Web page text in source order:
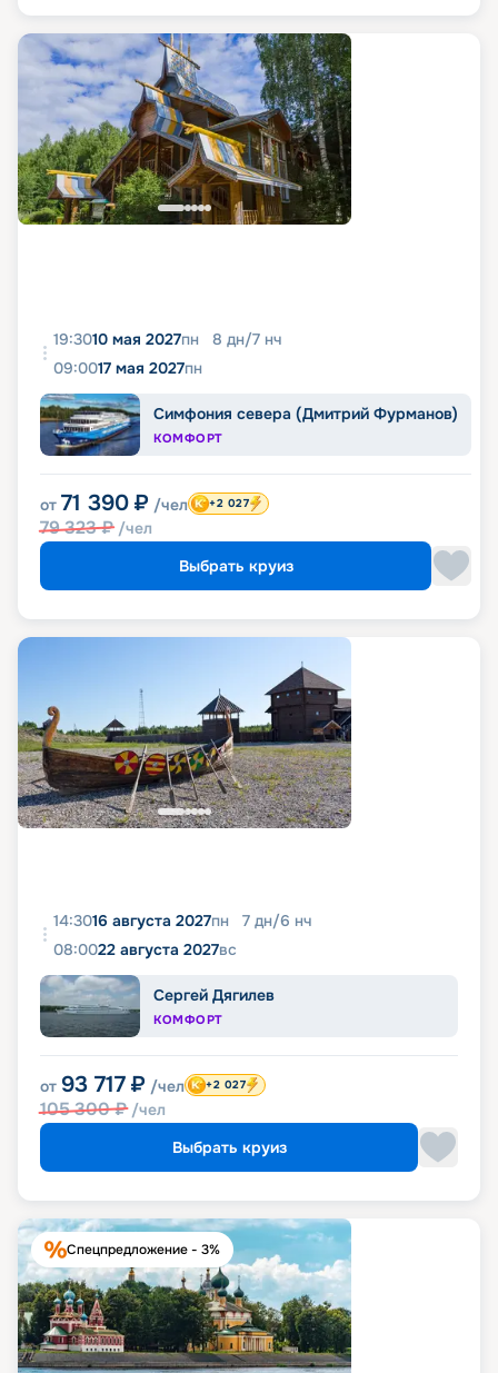
19:3010 мая 2027пн 8 дн/7 нч
09:0017 мая 2027пн
Симфония севера (Дмитрий Фурманов)
КОМФОРТ
от 71 390 ₽ /чел
79 323₽ /чел
+2 027
Выбрать круиз
14:3016 августа 2027пн 7 дн/6 нч
08:0022 августа 2027вс
Сергей Дягилев
КОМФОРТ
от 93 717 ₽ /чел
105 300₽ /чел
+2 027
Выбрать круиз
Спецпредложение - 3%